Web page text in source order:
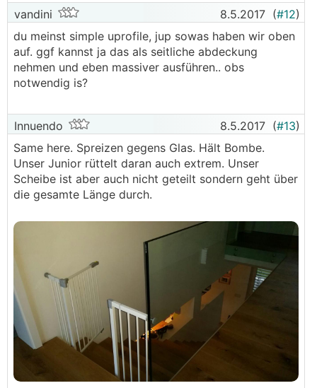
vandini 8.5.2017 (#12)
du meinst simple uprofile, jup sowas haben wir oben
auf. ggf kannst ja das als seitliche abdeckung
nehmen und eben massiver ausführen.. obs
notwendig is?
Innuendo 8.5.2017 (#13)
Same here. Spreizen gegens Glas. Hält Bombe.
Unser Junior rüttelt daran auch extrem. Unser
Scheibe ist aber auch nicht geteilt sondern geht über
die gesamte Länge durch.